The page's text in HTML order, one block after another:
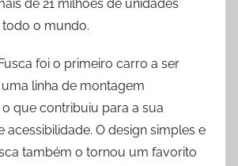
de 21 milhões de unidades
o mundo.
foi o primeiro carro a ser
linha de montagem
que contribuiu para a sua
acessibilidade. O design simples e
também o tornou um favorito